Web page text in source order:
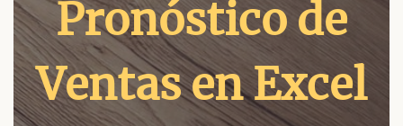
Pronóstico de
Ventas en Excel